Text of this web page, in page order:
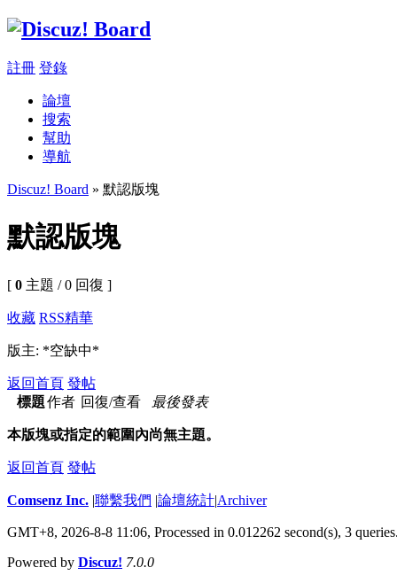
註冊 登錄
論壇
搜索
幫助
導航
Discuz! Board » 默認版塊
默認版塊
[ 0 主題 / 0 回復 ]
收藏 RSS精華
版主: *空缺中*
返回首頁 發帖
標題作者 回復/查看 最後發表
本版塊或指定的範圍內尚無主題。
返回首頁 發帖
Comsenz Inc. |聯繫我們 |論壇統計|Archiver
GMT+8, 2026-8-8 11:06, Processed in 0.012262 second(s), 3 queries
Powered by Discuz! 7.0.0